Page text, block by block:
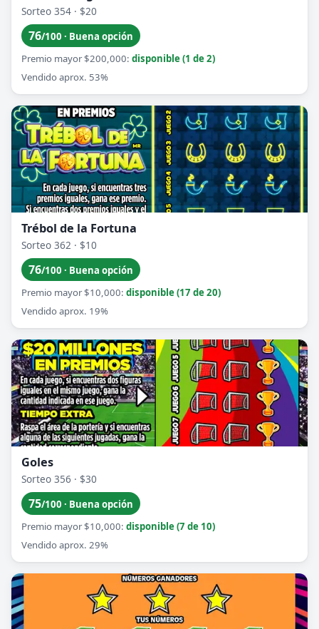
Sorteo 354 · $20
76/100 · Buena opción
Premio mayor $200,000: disponible (1 de 2)
Vendido aprox. 53%
Trébol de la Fortuna
Sorteo 362 · $10
76/100 · Buena opción
Premio mayor $10,000: disponible (17 de 20)
Vendido aprox. 19%
Goles
Sorteo 356 · $30
75/100 · Buena opción
Premio mayor $10,000: disponible (7 de 10)
Vendido aprox. 29%